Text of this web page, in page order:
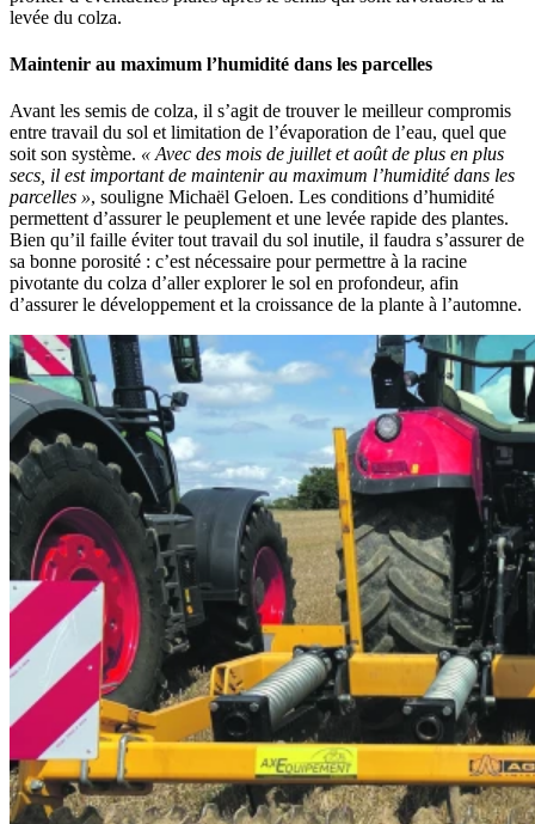
levée du colza.
Maintenir au maximum l’humidité dans les parcelles
Avant les semis de colza, il s’agit de trouver le meilleur compromis
entre travail du sol et limitation de l’évaporation de l’eau, quel que
soit son système. « Avec des mois de juillet et août de plus en plus
secs, il est important de maintenir au maximum l’humidité dans les
parcelles », souligne Michaël Geloen. Les conditions d’humidité
permettent d’assurer le peuplement et une levée rapide des plantes.
Bien qu’il faille éviter tout travail du sol inutile, il faudra s’assurer de
sa bonne porosité : c’est nécessaire pour permettre à la racine
pivotante du colza d’aller explorer le sol en profondeur, afin
d’assurer le développement et la croissance de la plante à l’automne.